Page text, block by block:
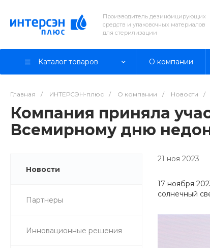
Производитель дезинфицирующих
средств и упаковочных материалов
для стерилизации
Каталог товаров О компании
Главная / ИНТЕРСЭН-плюс / О компании / Новости /
Компания приняла
Всемирному дню
Новости
Партнеры
Инновационные решения
21 ноя 2023
17 ноября
солнечный